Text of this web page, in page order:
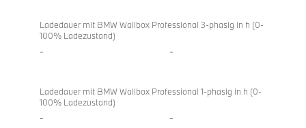
Ladedauer mit BMW Wallbox Professional 3-phasig in h (0-
100% Ladezustand)
- -
Ladedauer mit BMW Wallbox Professional 1-phasig in h (0-
100% Ladezustand)
- -